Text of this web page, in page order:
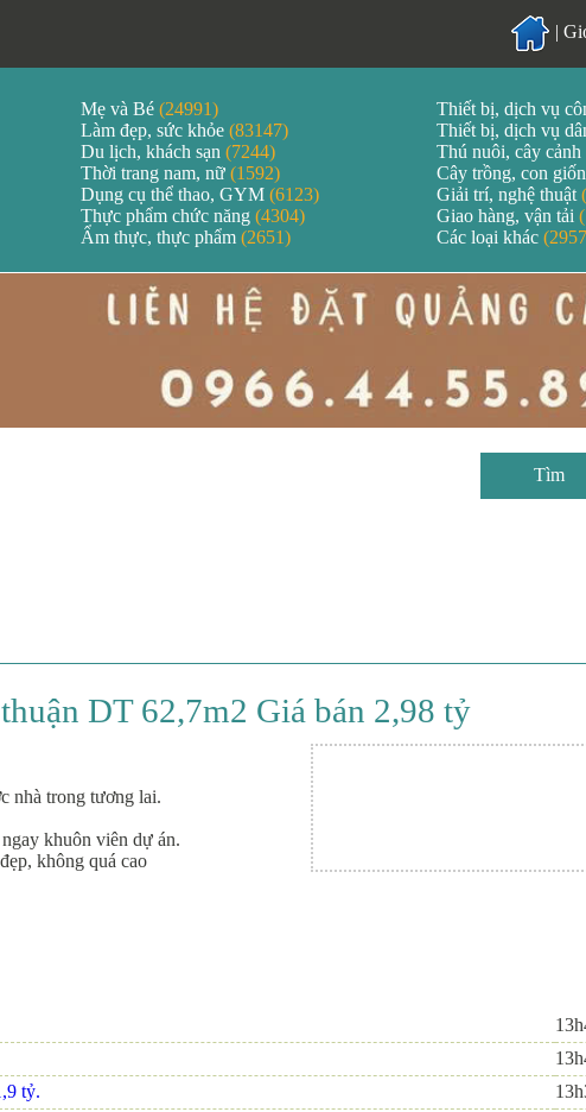
|
Mẹ và Bé (24991) Thiết bị, dịch vụ
Làm đẹp, sức khỏe (83147) Thiết bị, dịch vụ
Du lịch, khách sạn (7244) Thú nuôi, cây cảnh
Thời trang nam, nữ (1592) Cây trồng, con
Dụng cụ thể thao, GYM (6123) Giải trí, nghệ thuật
Thực phẩm chức năng (4304) Giao hàng, vận tải
Ẩm thực, thực phẩm (2651) Các loại khác
DT 62,7m2 Giá bán 2,98 tỷ
nhà trong tương lai.
khuôn viên dự án.
không quá cao
tỷ.